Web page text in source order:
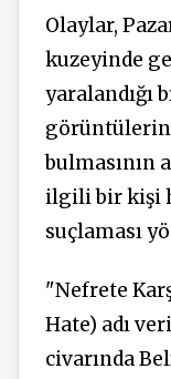
Olaylar,
kuzeyinde
yaralandığı
bulmasının
ilgili bir kişi
suçlaması
"Nefrete
Hate) adı
civarında